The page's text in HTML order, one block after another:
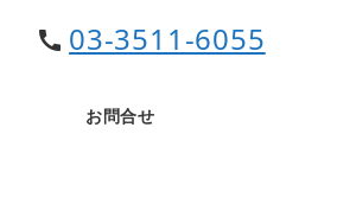
call 03-3511-6055
お問合せ